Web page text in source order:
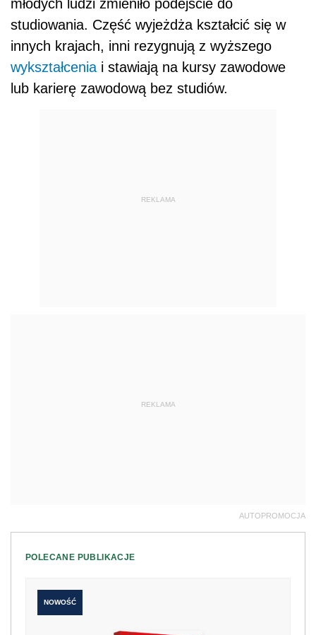
młodych ludzi zmieniło podejście do
studiowania. Część wyjeżdża kształcić się w
innych krajach, inni rezygnują z wyższego
wykształcenia i stawiają na kursy zawodowe
lub karierę zawodową bez studiów.
REKLAMA
REKLAMA
AUTOPROMOCJA
POLECANE PUBLIKACJE
NOWOŚĆ